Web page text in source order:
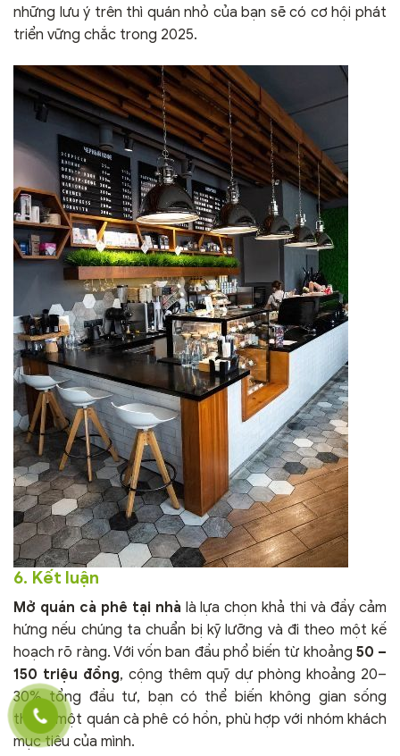
những lưu ý trên thì quán nhỏ của bạn sẽ có cơ hội phát
triển vững chắc trong 2025.
6. Kết luận
Mở quán cà phê tại nhà là lựa chọn khả thi và đầy cảm
hứng nếu chúng ta chuẩn bị kỹ lưỡng và đi theo một kế
hoạch rõ ràng. Với vốn ban đầu phổ biến từ khoảng 50 –
150 triệu đồng, cộng thêm quỹ dự phòng khoảng 20–
30% tổng đầu tư, bạn có thể biến không gian sống
thành một quán cà phê có hồn, phù hợp với nhóm khách
mục tiêu của mình.